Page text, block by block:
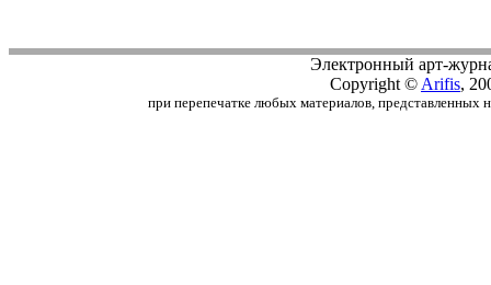
Электронный арт-
Copyright © Arifis,
при перепечатке любых материалов, представленных